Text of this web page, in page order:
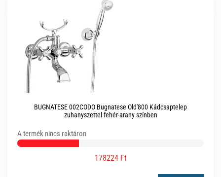
BUGNATESE 002CODO Bugnatese Old'800 Kádcsaptelep
zuhanyszettel fehér-arany színben
A termék nincs raktáron
178224 Ft